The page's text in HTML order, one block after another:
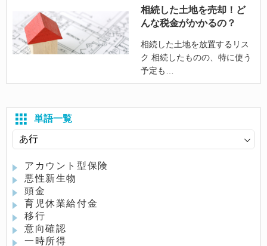
相続した土地を売却！ど
んな税金がかかるの？
相続した土地を放置するリス
ク 相続したものの、特に使う
予定も
単語一覧
アカウント型保険
悪性新生物
頭金
育児休業給付金
移行
意向確認
一時所得